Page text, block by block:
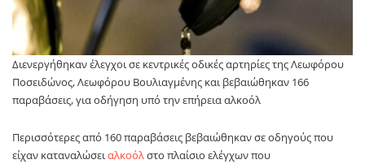
Διενεργήθηκαν έλεγχοι σε κεντρικές οδικές αρτηρίες της Λεωφόρου
Ποσειδώνος, Λεωφόρου Βουλιαγμένης και βεβαιώθηκαν 166
παραβάσεις, για οδήγηση υπό την επήρεια αλκοόλ
Περισσότερες από 160 παραβάσεις βεβαιώθηκαν σε οδηγούς που
είχαν καταναλώσει αλκοόλ στο πλαίσιο ελέγχων που